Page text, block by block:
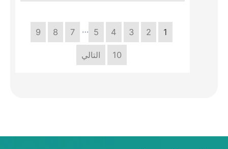
1
2
3
4
5
…
7
8
9
10 التالي